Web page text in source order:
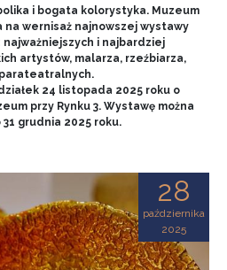
i bogata kolorystyka. Muzeum
na wernisaż najnowszej wystawy
najważniejszych i najbardziej
artystów, malarza, rzeźbiarza,
24 listopada 2025 roku o
przy Rynku 3. Wystawę można
grudnia 2025 roku.
28
października
2025